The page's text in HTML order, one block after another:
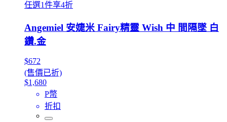
任選1件享4折
Angemiel 安婕米 Fairy精靈 Wish 中 間隔墜 白
鑽.金
$672
(售價已折)
$1,680
P幣
折扣